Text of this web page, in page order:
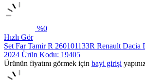
%0
Hızlı Gör
Set Far Tamir R 260101133R Renault
2024 Ürün Kodu: 19405
Ürünün fiyatını görmek için bayi girişi